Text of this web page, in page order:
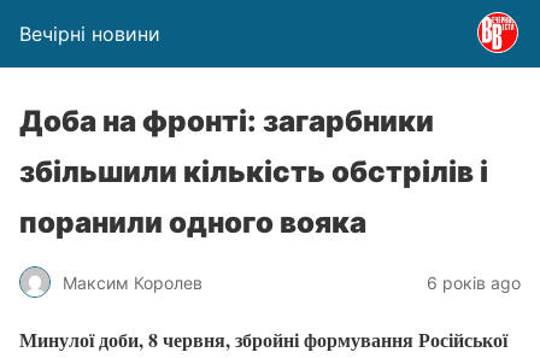
Вечірні новини
Доба на фронті: загарбники
збільшили кількість обстрілів і
поранили одного вояка
Максим Королев 6 років ago
Минулої доби, 8 червня, збройні формування Російської